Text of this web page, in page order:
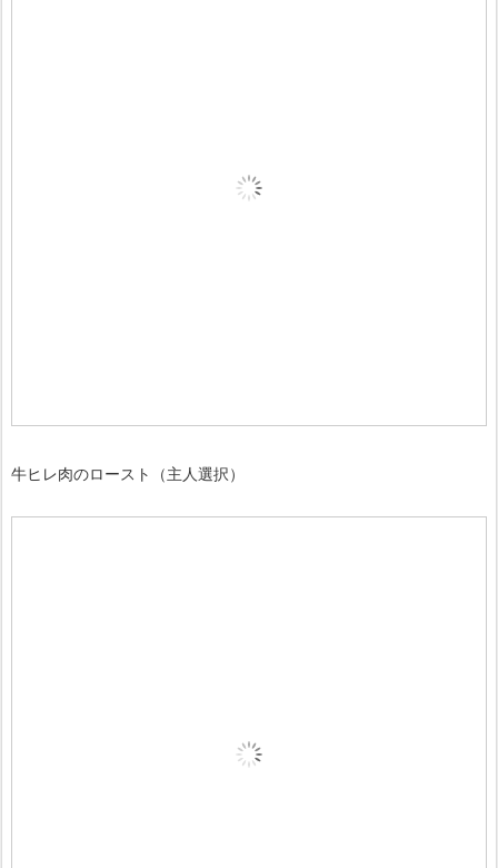
牛ヒレ肉のロースト（主人選択）